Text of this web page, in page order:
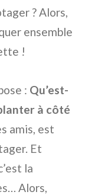
? Alors,
ensemble
!
: Qu’est-
à côté
amis, est
Et
la
Alors,